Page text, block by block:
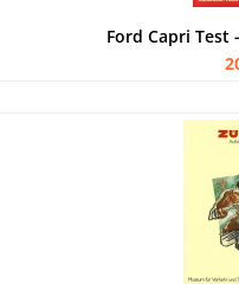
Ford Capri Test